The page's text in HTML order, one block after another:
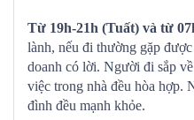
Từ 19h-21h (Tuất) và từ
lành, nếu đi thường gặp
doanh có lời. Người đi sắp
việc trong nhà đều hòa hợp.
đình đều mạnh khỏe.